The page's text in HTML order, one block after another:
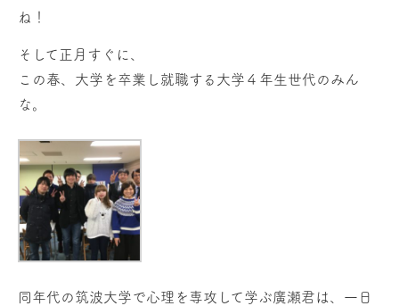
ね！
そして正月すぐに、
この春、大学を卒業し就職する大学４年生世代のみん
な。
同年代の筑波大学で心理を専攻して学ぶ廣瀬君は、一日